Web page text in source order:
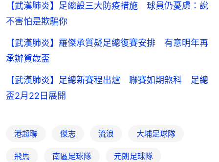
【武漢肺炎】足總設三大防疫措施 球員仍憂慮：說
不害怕是欺騙你
【武漢肺炎】羅傑承質疑足總復賽安排 有意明年再
承辦賀歲盃
【武漢肺炎】足總新賽程出爐 聯賽如期煞科 足總
盃2月22日展開
港超聯 傑志 流浪 大埔足球隊
飛馬 南區足球隊 元朗足球隊